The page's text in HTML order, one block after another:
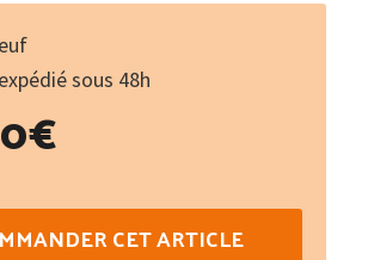
sous 48h
€
CET ARTICLE